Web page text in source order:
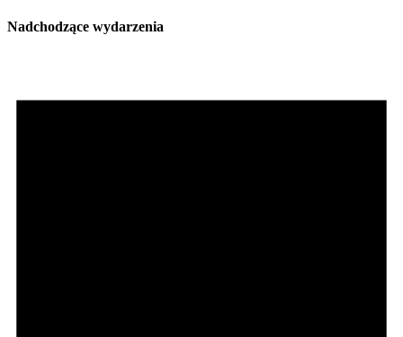
Nadchodzące wydarzenia